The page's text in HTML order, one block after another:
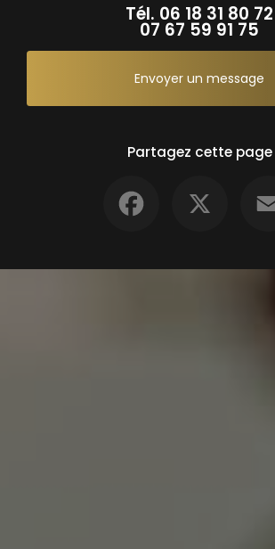
Tél. 06 18 31 80 72
07 67 59 91 75
Envoyer un message
Partagez cette page